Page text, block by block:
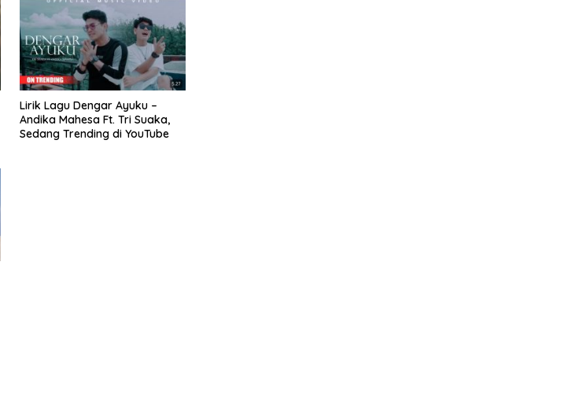
Lirik Lagu Dengar Ayuku –
Andika Mahesa Ft. Tri Suaka,
Sedang Trending di YouTube